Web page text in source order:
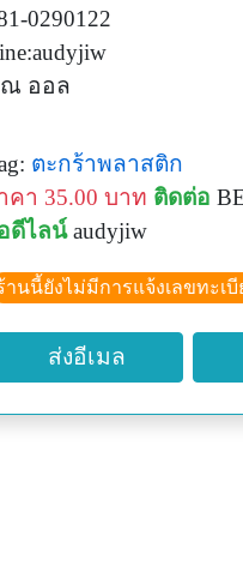
0290122
ออล
ตะกร้าพลาสติก
คา 35.00 บาท ติดต่อ
ดีไลน์ audyjiw
านนี้ยังไม่มีการแจ้งเลขทะเ
ส่งอีเมล